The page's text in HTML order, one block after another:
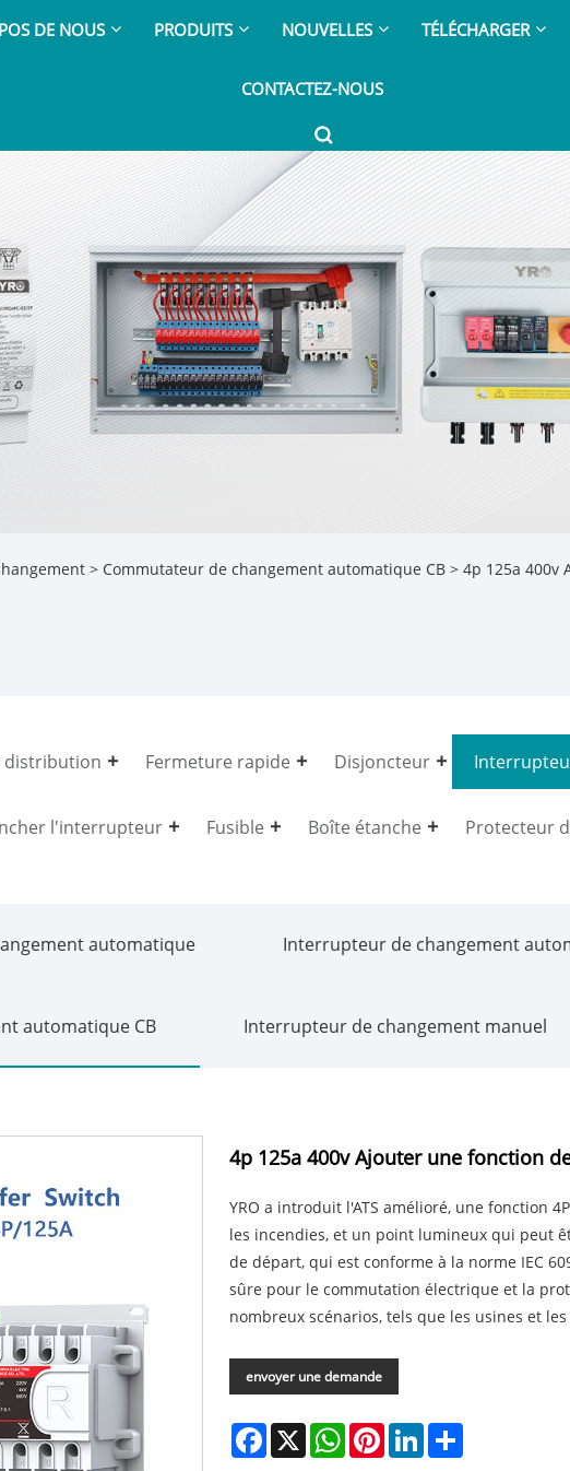
DE NOUS PRODUITS NOUVELLES TÉLÉCHARGER
CONTACTEZ-NOUS
> Commutateur de changement automatique CB > 4p 125a
distribution Fermeture rapide Disjoncteur
l'interrupteur Fusible Boîte étanche Protecteur
automatique Interrupteur de changement
automatique CB Interrupteur de changement manuel
4p 125a 400v Ajouter une fonction
YRO a introduit l'ATS amélioré, une fonction
les incendies, et un point lumineux qui peut
de départ, qui est conforme à la norme IEC
sûre pour le commutation électrique et la
nombreux scénarios, tels que les usines et
envoyer une demande
Facebook
X WhatsAppPinterestLinkedIn